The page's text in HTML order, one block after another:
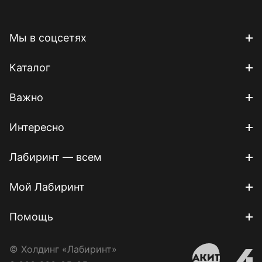
Мы в соцсетях
Каталог
Важно
Интересно
Лабиринт — всем
Мой Лабиринт
Помощь
© Холдинг «Лабиринт»